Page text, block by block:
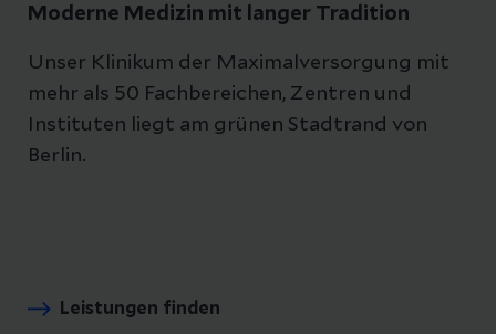
Moderne Medizin mit langer Tradition
Unser Klinikum der Maximalversorgung mit
mehr als 50 Fachbereichen, Zentren und
Instituten liegt am grünen Stadtrand von
Berlin.
Leistungen finden